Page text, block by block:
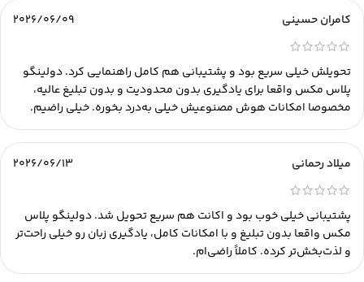
کامران حسینی 2026/06/09
تحویلش خیلی سریع بود و پشتیبانی هم کامل راهنمایی کرد. دولینگو
پلاس مکس واقعا برای یادگیری بدون محدودیت و بدون تبلیغ عالیه،
مخصوصا امکانات هوش مصنوعیش خیلی به‌درد بخوره. خیلی راضیم.
میلاد رحمانی 2026/06/13
پشتیبانی خیلی خوب بود و اکانت هم سریع تحویل شد. دولینگو پلاس
مکس واقعا بدون تبلیغ و با امکانات کامل، یادگیری زبان رو خیلی راحت‌تر
و لذت‌بخش‌تر کرده. کاملاً راضی‌ام.